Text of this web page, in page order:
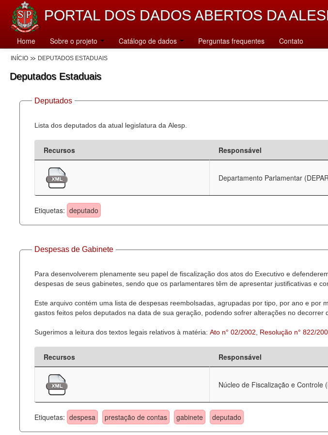
PORTAL DOS DADOS ABERTOS DA
Home Sobre o projeto Catálogo de dados Perguntas frequentes Contato
INÍCIO DEPUTADOS ESTADUAIS
Deputados Estaduais
Deputados
Lista dos deputados da atual legislatura da Alesp.
Recursos Responsável
Departamento Parlamentar
Etiquetas: deputado
Despesas de Gabinete
Para desenvolverem plenamente seu papel de fiscalização dos atos do Executivo e
despesas de seus gabinetes, sendo que os parlamentares têm de apresentar justificativas e
Este arquivo contém uma lista de despesas reembolsadas, agrupadas por tipo, por ano e
gastos feitos pelos deputados na data de sua geração, podendo sofrer alterações no decorrer
Sugerimos a leitura dos textos legais relativos à matéria: Ato n° 02/2002 Resolução n° 822/
Recursos Responsável
Núcleo de Fiscalização e Controle
Etiquetas: despesa prestação de contas gabinete deputado